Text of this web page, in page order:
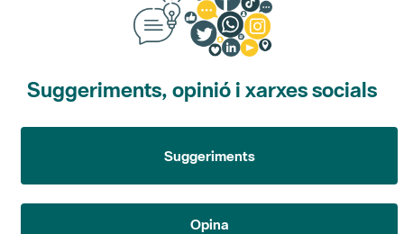
Suggeriments, opinió i xarxes socials
Suggeriments
Opina